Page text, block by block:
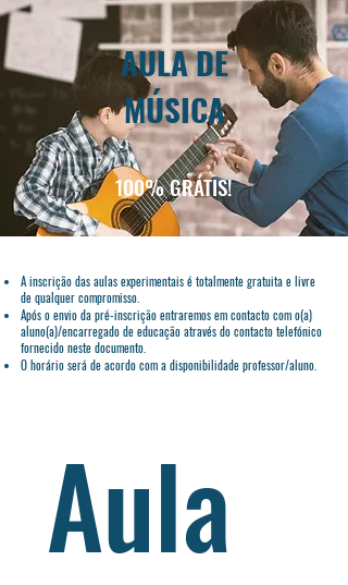
AULA DE
MÚSICA
100% GRÁTIS!
A inscrição das aulas experimentais é totalmente gratuita e livre
de qualquer compromisso.
Após o envio da pré-inscrição entraremos em contacto com o(a)
aluno(a)/encarregado de educação através do contacto telefónico
fornecido neste documento.
O horário será de acordo com a disponibilidade professor/aluno.
Aula